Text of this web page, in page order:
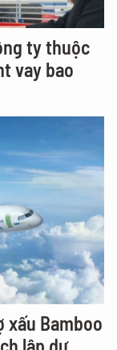
ty thuộc
vay bao
xấu Bamboo